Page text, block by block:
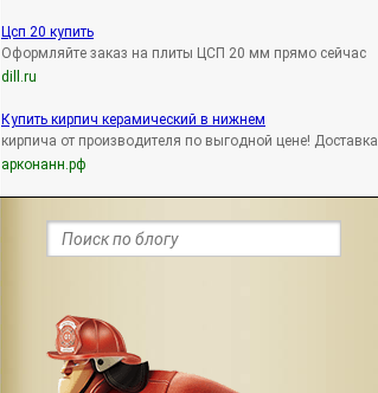
Цсп 20 купить
Оформляйте заказ на плиты ЦСП 20 мм прямо сейчас
dill.ru
Купить кирпич керамический в нижнем
кирпича от производителя по выгодной цене! Доставка
арконанн.рф